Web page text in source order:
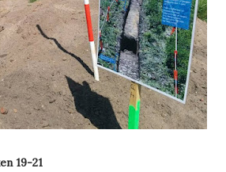
19-21